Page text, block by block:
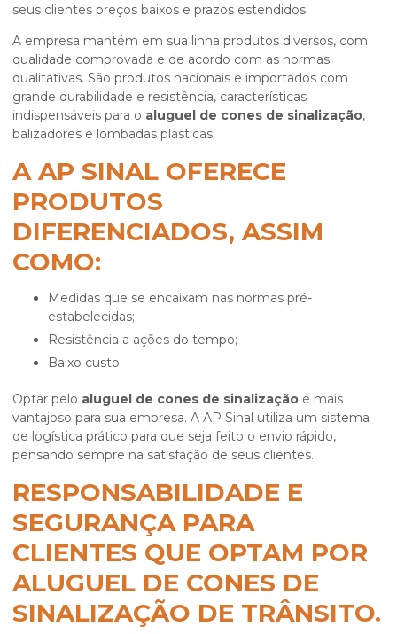
seus clientes preços baixos e prazos estendidos.
A empresa mantém em sua linha produtos diversos, com
qualidade comprovada e de acordo com as normas
qualitativas. São produtos nacionais e importados com
grande durabilidade e resistência, características
indispensáveis para o aluguel de cones de sinalização,
balizadores e lombadas plásticas.
A AP SINAL OFERECE
PRODUTOS
DIFERENCIADOS, ASSIM
COMO:
Medidas que se encaixam nas normas pré-
estabelecidas;
Resistência a ações do tempo;
Baixo custo.
Optar pelo aluguel de cones de sinalização é mais
vantajoso para sua empresa. A AP Sinal utiliza um sistema
de logística prático para que seja feito o envio rápido,
pensando sempre na satisfação de seus clientes.
RESPONSABILIDADE E
SEGURANÇA PARA
CLIENTES QUE OPTAM POR
ALUGUEL DE CONES DE
SINALIZAÇÃO DE TRÂNSITO.